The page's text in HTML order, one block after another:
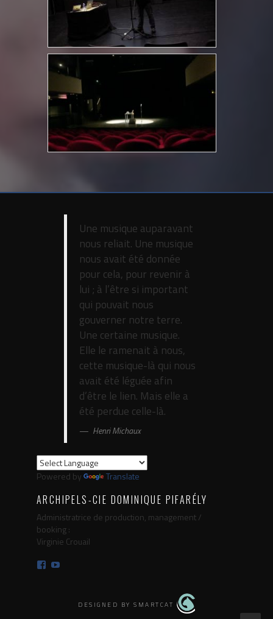
Une musique auparavant
nous reliait. Une musique
nous avait été donnée
pour cela, pour revenir à
lui ; à l’être si important
qui pouvait nous
gouverner notre terre.
Une certaine musique.
Elle le ramenait à nous,
cette musique-là qui nous
avait été léguée afin
d’être le lien. Mais elle a
été perdue celle-là.
Henri Michaux
Powered by Translate
ARCHIPELS-CIE DOMINIQUE PIFARÉLY
Administratrice de production, management /
booking :
Virginie Crouail
Facebook
DESIGNED BY SMARTCAT